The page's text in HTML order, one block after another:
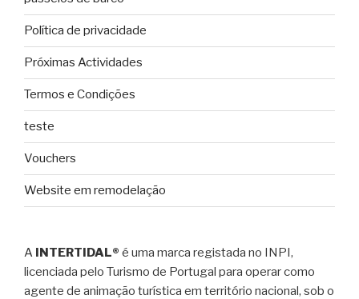
Política de privacidade
Próximas Actividades
Termos e Condições
teste
Vouchers
Website em remodelação
A INTERTIDAL® é uma marca registada no INPI,
licenciada pelo Turismo de Portugal para operar como
agente de animação turística em território nacional, sob o